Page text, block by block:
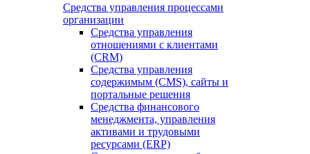
Средства управления процессами
организации
Средства управления
отношениями с клиентами
(CRM)
Средства управления
содержимым (CMS), сайты и
портальные решения
Средства финансового
менеджмента, управления
активами и трудовыми
ресурсами (ERP)